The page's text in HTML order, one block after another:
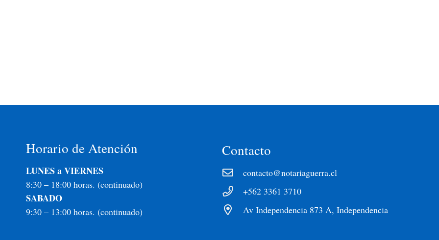
Horario de Atención
LUNES a VIERNES
8:30 – 18:00 horas. (continuado)
SABADO
9:30 – 13:00 horas. (continuado)
Contacto
contacto@notariaguerra.cl
+562 3361 3710
Av Independencia 873 A, Independencia